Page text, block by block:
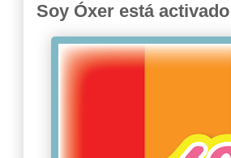
Soy Óxer está activado